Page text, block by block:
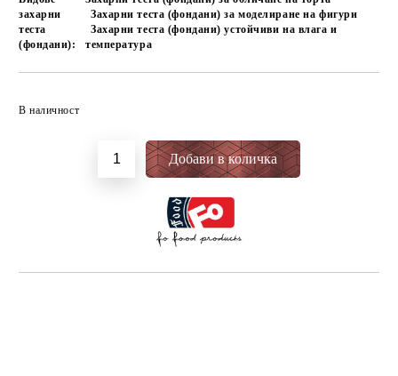
захарни
теста
(фондани):
Захарни теста (фондани) за моделиране на фигури
Захарни теста (фондани) устойчиви на влага и
температура
В наличност